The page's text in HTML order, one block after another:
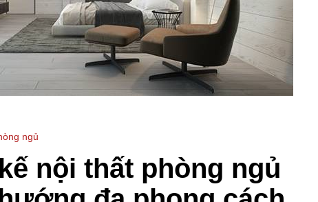
ngủ
nội thất phòng ngủ